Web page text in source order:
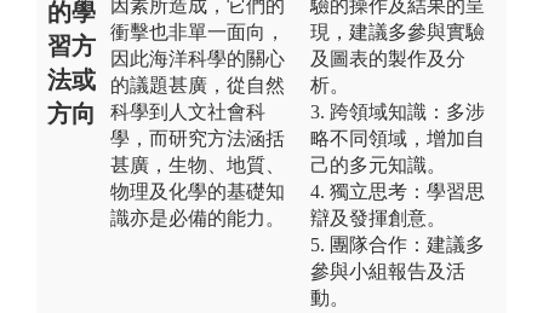
的學
習方
法或
方向
因素所造成，它們的
衝擊也非單一面向，
因此海洋科學的關心
的議題甚廣，從自然
科學到人文社會科
學，而研究方法涵括
甚廣，生物、地質、
物理及化學的基礎知
識亦是必備的能力。
驗的操作及結果的呈
現，建議多參與實驗
及圖表的製作及分
析。
3. 跨領域知識：多涉
略不同領域，增加自
己的多元知識。
4. 獨立思考：學習思
辯及發揮創意。
5. 團隊合作：建議多
參與小組報告及活
動。